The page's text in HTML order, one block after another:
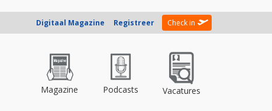
Digitaal Magazine Registreer Check in
Magazine Podcasts Vacatures